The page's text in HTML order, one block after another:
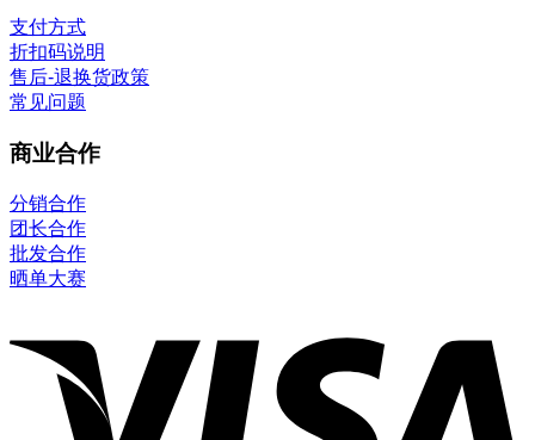
支付方式
折扣码说明
售后-退换货政策
常见问题
商业合作
分销合作
团长合作
批发合作
晒单大赛